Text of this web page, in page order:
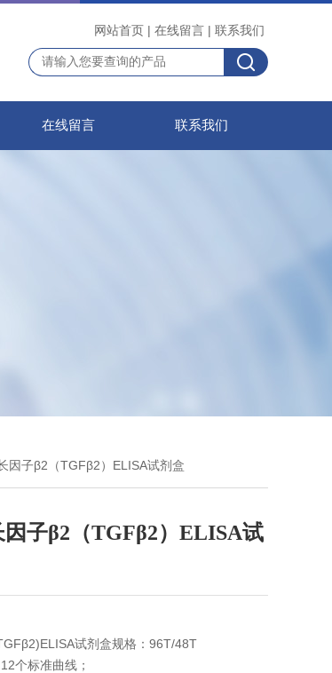
网站首页 | 在线留言 | 联系我们
在线留言 联系我们
因子β2（TGFβ2）ELISA试剂盒
子β2（TGFβ2）ELISA试
试剂盒规格：96T/48T
个标准曲线；